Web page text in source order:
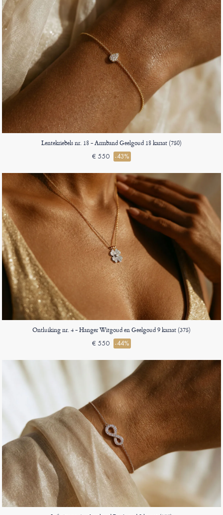
Lentekriebels nr. 18 - Armband Geelgoud 18 karaat (750)
€ 550 -43%
Ontluiking nr. 4 - Hanger Witgoud en Geelgoud 9 karaat (375)
€ 550 -44%